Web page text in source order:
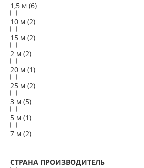
1,5 м (6)
10 м (2)
15 м (2)
2 м (2)
20 м (1)
25 м (2)
3 м (5)
5 м (1)
7 м (2)
СТРАНА ПРОИЗВОДИТЕЛЬ